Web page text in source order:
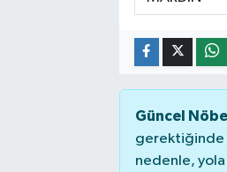
Güncel
gerektiğinde
nedenle, yola